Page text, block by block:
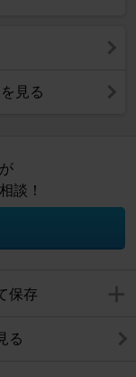
見る
談！
保存
る